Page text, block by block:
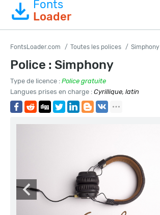
Fonts
Loader
FontsLoader.com Toutes les polices Simphony
Police : Simphony
Type de licence : Police gratuite
Langues prises en charge : Cyrillique, latin